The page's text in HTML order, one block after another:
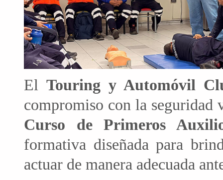
ElTouring y Automóvil
compromiso con la seguridad
Curso de Primeros
formativa diseñada para
actuar de manera adecuada